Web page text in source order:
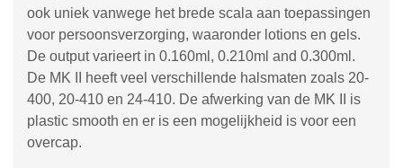
ook uniek vanwege het brede scala aan toepassingen
voor persoonsverzorging, waaronder lotions en gels.
De output varieert in 0.160ml, 0.210ml and 0.300ml.
De MK II heeft veel verschillende halsmaten zoals 20-
400, 20-410 en 24-410. De afwerking van de MK II is
plastic smooth en er is een mogelijkheid is voor een
overcap.